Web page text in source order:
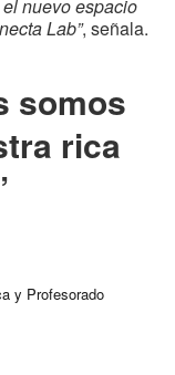
nuevo espacio
Lab”, señala.
somos
rica
y Profesorado